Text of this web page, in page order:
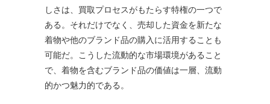
しさは、買取プロセスがもたらす特権の一つで
ある。それだけでなく、売却した資金を新たな
着物や他のブランド品の購入に活用することも
可能だ。こうした流動的な市場環境があること
で、着物を含むブランド品の価値は一層、流動
的かつ魅力的である。